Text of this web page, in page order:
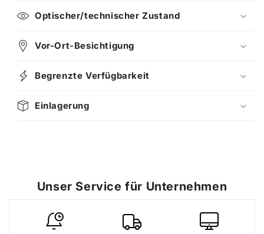
Optischer/technischer Zustand
Vor-Ort-Besichtigung
Begrenzte Verfügbarkeit
Einlagerung
Unser Service für Unternehmen